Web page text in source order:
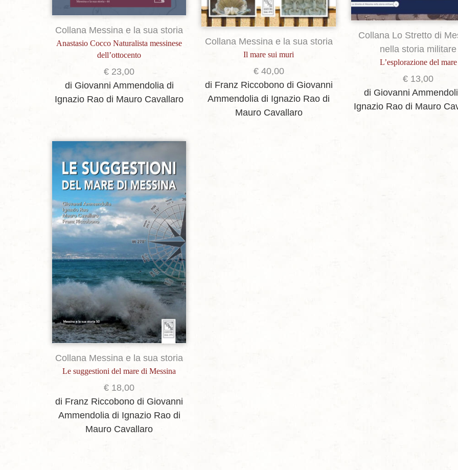
Collana Messina e la sua storia
Anastasio Cocco Naturalista messinese
dell’ottocento
€ 23,00
di Giovanni Ammendolia di
Ignazio Rao di Mauro Cavallaro
Collana Messina e la sua storia
Il mare sui muri
€40,00
di Franz Riccobono di Giovanni
Ammendolia di Ignazio Rao di
Mauro Cavallaro
Collana Lo Stretto di
nella storia militare
L’esplorazione del mare
€ 13,00
di Giovanni
Ignazio Rao di Mauro
Aggiungi alla lista dei desideri
Collana Messina e la sua storia
Le suggestioni del mare di Messina
€ 18,00
di Franz Riccobono di Giovanni
Ammendolia di Ignazio Rao di
Mauro Cavallaro